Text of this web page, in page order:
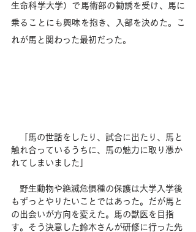
生命科学大学）で馬術部の勧誘を受け、馬に
乗ることにも興味を抱き、入部を決めた。こ
れが馬と関わった最初だった。
「馬の世話をしたり、試合に出たり、馬と
触れ合っているうちに、馬の魅力に取り憑か
れてしまいました」
野生動物や絶滅危惧種の保護は大学入学後
もずっとやりたいことではあった。だが馬と
の出会いが方向を変えた。馬の獣医を目指
す。そう決意した鈴木さんが研修に行った先